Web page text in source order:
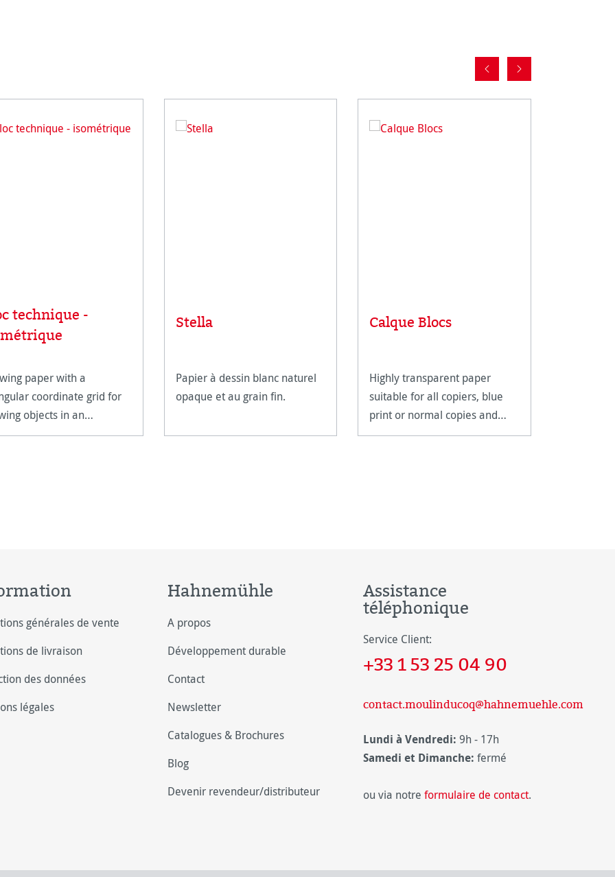
technique -
paper with a
coordinate grid for
objects in an
perspective.
Stella
Papier à dessin blanc naturel
opaque et au grain fin.
Calque Blocs
Highly transparent paper
suitable for all copiers, blue
print or normal copies and
micro films.
générales de vente
de livraison
des données
légales
Hahnemühle
A propos
Développement durable
Contact
Newsletter
Catalogues & Brochures
Blog
Devenir revendeur/distributeur
Assistance
téléphonique
Service Client:
+33 1 53 25 04 90
contact.moulinducoq@hahnemuehle.com
Lundi à Vendredi: 9h - 17h
Samedi et Dimanche: fermé
ou via notre formulaire de contact.